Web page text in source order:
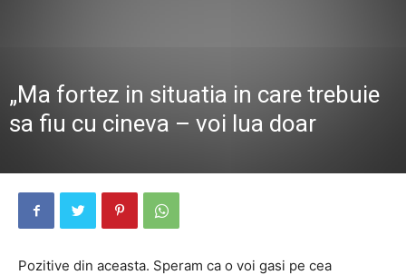
„Ma fortez in situatia in care trebuie
sa fiu cu cineva – voi lua doar
Pozitive din aceasta. Speram ca o voi gasi pe cea